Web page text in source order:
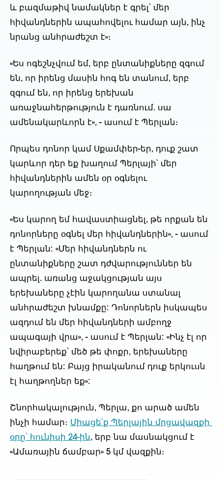
և բազմաթիվ նամակներ է գրել՝ մեր
հիվանդներին ապահովելու համար այն, ինչ
նրանց անհրաժեշտ է»։
«Ես ոգեշնչվում եմ, երբ ընտանիքները զգում
են, որ իրենց մասին հոգ են տանում, երբ
զգում են, որ իրենց երեխան
առաջնահերթություն է դառնում. սա
ամենակարևորն է», - ասում է Պերլան։
Որպես դոնոր կամ Սքամփեր-եր, դուք շատ
կարևոր դեր եք խաղում Պերլայի՝ մեր
հիվանդներին ամեն օր օգնելու
կարողության մեջ։
«Ես կարող եմ հավաստիացնել, թե որքան են
դոնորները օգնել մեր հիվանդներին», - ասում
է Պերլան: «Մեր հիվանդներն ու
ընտանիքները շատ դժվարություններ են
ապրել. առանց աջակցության այս
երեխաները չէին կարողանա ստանալ
անհրաժեշտ խնամքը: Դոնորներն իսկապես
ազդում են մեր հիվանդների ամբողջ
ապագայի վրա», - ասում է Պերլան: «Ինչ էլ որ
նվիրաբերեք՝ մեծ թե փոքր, երեխաները
հաղթում են: Բայց իրականում դուք երկուսն
էլ հաղթողներ եք»:
Շնորհակալություն, Պերլա, քո արած ամեն
ինչի համար։ Միացե՛ք Պերլային մրցավազքի
օրը՝ հունիսի 24-ին, երբ նա մասնակցում է
«Ամառային ճամբար» 5 կմ վազքին։